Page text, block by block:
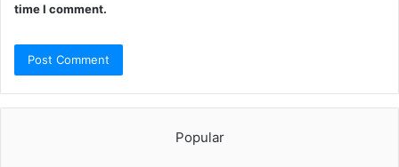
time I comment.
Popular